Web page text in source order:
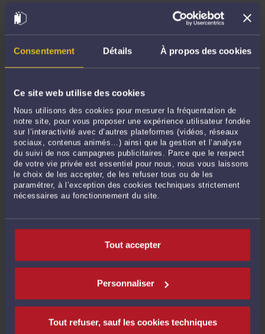
Consentement Détails À propos des cookies
Ce site web utilise des cookies
Nous utilisons des cookies pour mesurer la fréquentation de
notre site, pour vous proposer une expérience utilisateur fondée
sur l’interactivité avec d’autres plateformes (vidéos, réseaux
sociaux, contenus animés…) ainsi que la gestion et l’analyse
du suivi de nos campagnes publicitaires. Parce que le respect
de votre vie privée est essentiel pour nous, nous vous laissons
le choix de les accepter, de les refuser tous ou de les
paramétrer, à l’exception des cookies techniques strictement
nécessaires au fonctionnement du site.
Tout accepter
Personnaliser
Tout refuser, sauf les cookies techniques
selon l'arrêt attaqué (Toulouse, 23 janvier 2017), que M. X..., qui a fait édifier un
NE PAS DÉCLARER TROP TARD LE SINISTRE À L'ASSUREUR
DOMMAGES OUVRAGE !
ParChristophe BUFFETle 01/12/2019
Cet arrêt juge que le bénéficiaire de l'assurance dommages ouvrage ne doit pas
empêcher par une déclaration tardive du sinistre l'assureur dommages ouvrage
de recourir contre les responsables du sinistre et leur assureur : "le fait que les
sociétés Dilisco et Natiocrédimurs pussent utilement ...Lire la suite >